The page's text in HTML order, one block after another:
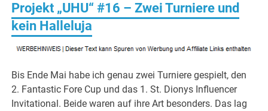
Projekt „UHU“ #16 – Zwei Turniere und
kein Halleluja
Bis Ende Mai habe ich genau zwei Turniere gespielt, den
2. Fantastic Fore Cup und das 1. St. Dionys Influencer
Invitational. Beide waren auf ihre Art besonders. Das lag